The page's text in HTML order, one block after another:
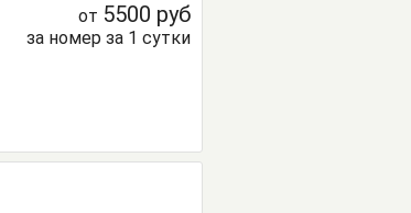
от 5500 руб
за номер за 1 сутки